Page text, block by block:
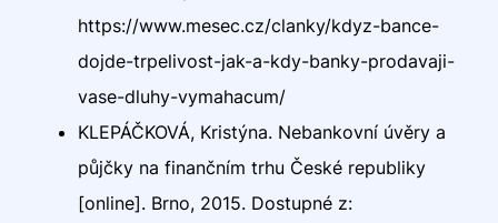
https://www.mesec.cz/clanky/kdyz-bance-
dojde-trpelivost-jak-a-kdy-banky-prodavaji-
vase-dluhy-vymahacum/
KLEPÁČKOVÁ, Kristýna. Nebankovní úvěry a
půjčky na finančním trhu České republiky
[online]. Brno, 2015. Dostupné z: